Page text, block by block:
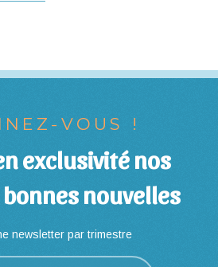
VOUS !
exclusivité nos
nouvelles
newsletter par trimestre